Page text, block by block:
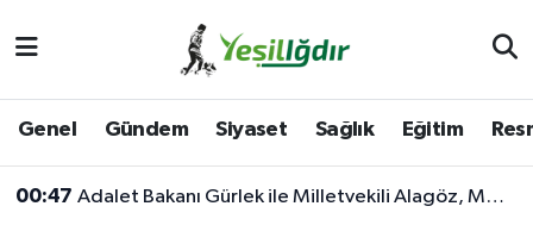
Genel Gündem Siyaset Sağlık Eğitim
00:47 Adalet Bakanı Gürlek ile Milletvekili Alagöz, MHP İl Başkanlığını Ziyaret Etti